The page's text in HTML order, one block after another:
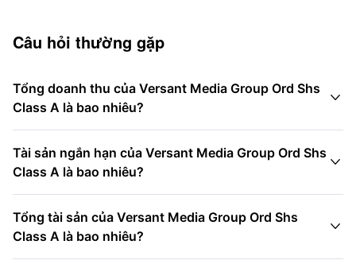
Câu hỏi thường gặp
Tổng doanh thu của Versant Media Group Ord Shs
Class A là bao nhiêu?

Tài sản ngắn hạn của Versant Media Group Ord Shs
Class A là bao nhiêu?

Tổng tài sản của Versant Media Group Ord Shs
Class A là bao nhiêu?
